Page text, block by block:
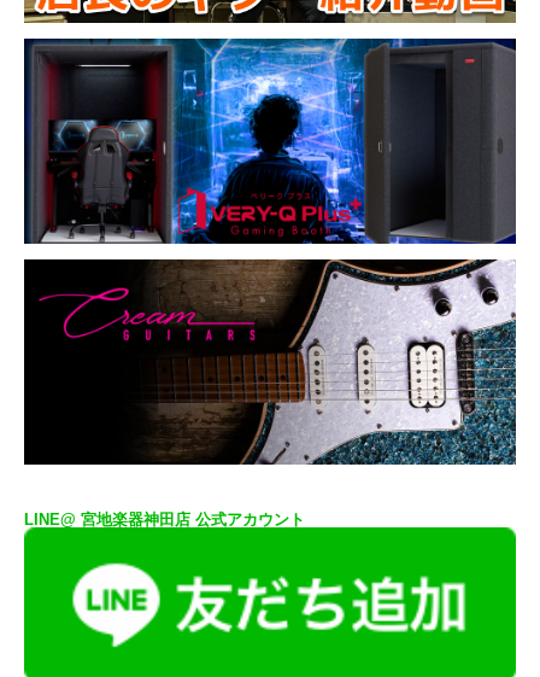
LINE@ 宮地楽器神田店 公式アカウント